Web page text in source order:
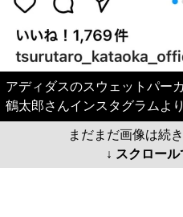
アディダスのスウェットパー
鶴太郎さんインスタグラムより
まだまだ画像は続
↓ スクロー